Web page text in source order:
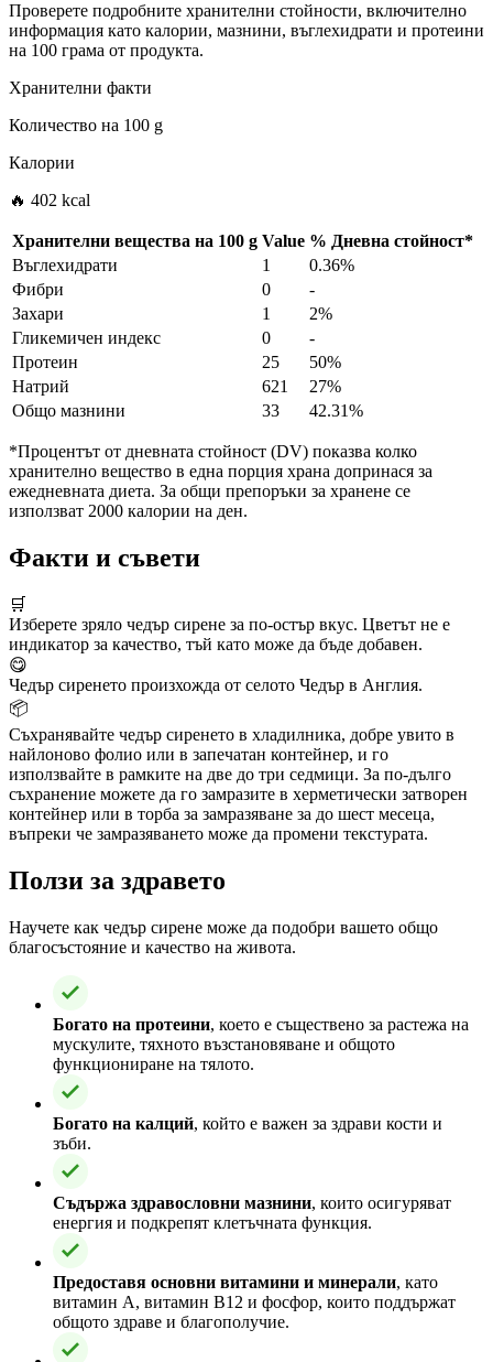
Проверете подробните хранителни стойности, включително
информация като калории, мазнини, въглехидрати и протеини
на 100 грама от продукта.
Хранителни факти
Количество на 100 g
Калории
🔥 402 kcal
Хранителни вещества на 100 g Value % Дневна стойност*
Въглехидрати
1
0.36%
Фибри
0
-
Захари
1
2%
Гликемичен индекс
0
-
Протеин
25
50%
Натрий
621
27%
Общо мазнини
33 42.31%
*Процентът от дневната стойност (DV) показва колко
хранително вещество в една порция храна допринася за
ежедневната диета. За общи препоръки за хранене се
използват 2000 калории на ден.
Факти и съвети
🛒
Изберете зряло чедър сирене за по-остър вкус. Цветът не е
индикатор за качество, тъй като може да бъде добавен.
😋
Чедър сиренето произхожда от селото Чедър в Англия.
📦
Съхранявайте чедър сиренето в хладилника, добре увито в
найлоново фолио или в запечатан контейнер, и го
използвайте в рамките на две до три седмици. За по-дълго
съхранение можете да го замразите в херметически затворен
контейнер или в торба за замразяване за до шест месеца,
въпреки че замразяването може да промени текстурата.
Ползи за здравето
Научете как чедър сирене може да подобри вашето общо
благосъстояние и качество на живота.
Богато на протеини, което е съществено за растежа на
мускулите, тяхното възстановяване и общото
функциониране на тялото.
Богато на калций, който е важен за здрави кости и
зъби.
Съдържа здравословни мазнини, които осигуряват
енергия и подкрепят клетъчната функция.
Предоставя основни витамини и минерали, като
витамин А, витамин B12 и фосфор, които поддържат
общото здраве и благополучие.